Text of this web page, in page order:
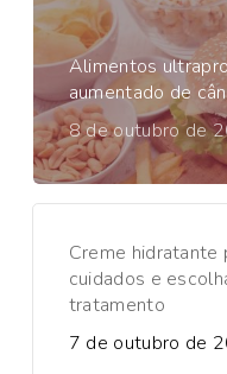
Alimentos
aumentado de
8 de outubro de
Creme hidratante
cuidados e
tratamento
7 de outubro de